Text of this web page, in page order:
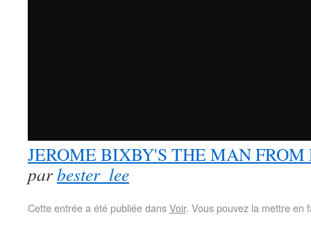
JEROME BIXBY'S THE MAN
parbester_lee
Cette entrée a été publiée dansVoir. Vous pouvez la mettre en